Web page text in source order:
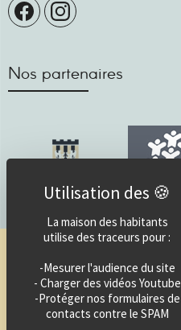
Nos partenaires
Guide des activités
La maison des habitants
utilise des traceurs pour :
-Mesurer l'audience du site
- Charger des vidéos Youtube
-Protéger nos formulaires de
contacts contre le SPAM